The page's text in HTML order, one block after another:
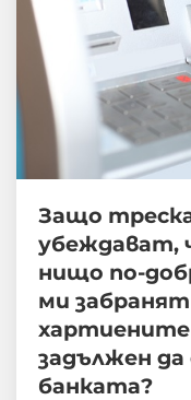
Защо
убеждават,
нищо по-
ми
хартиените
задължен да
банката?